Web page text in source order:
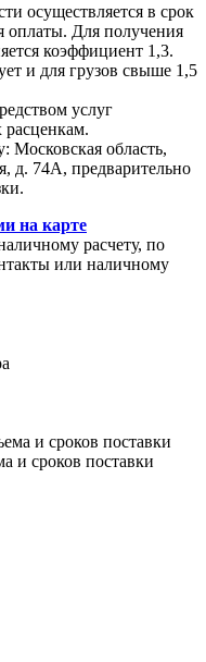
осуществляется в срок
оплаты. Для получения
коэффициент 1,3.
и для грузов свыше 1,5
услуг
Московская область,
д. 74А, предварительно
на карте
расчету, по
или наличному
и сроков поставки